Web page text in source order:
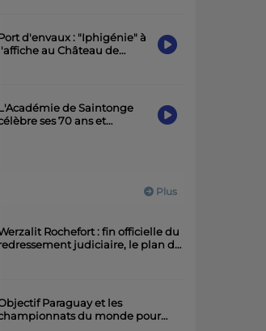
d'envaux : "Iphigénie" à
au Château de
de Saintonge
ses 70 ans et
Plus
Rochefort : fin officielle du
judiciaire, le plan de
Paraguay et les
du monde pour